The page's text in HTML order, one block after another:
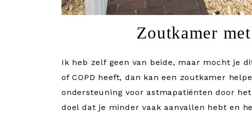
Zoutkamer
Ik heb zelf geen van beide, maar mocht je
of COPD heeft, dan kan een zoutkamer
ondersteuning voor astmapatiënten door
doel dat je minder vaak aanvallen hebt en